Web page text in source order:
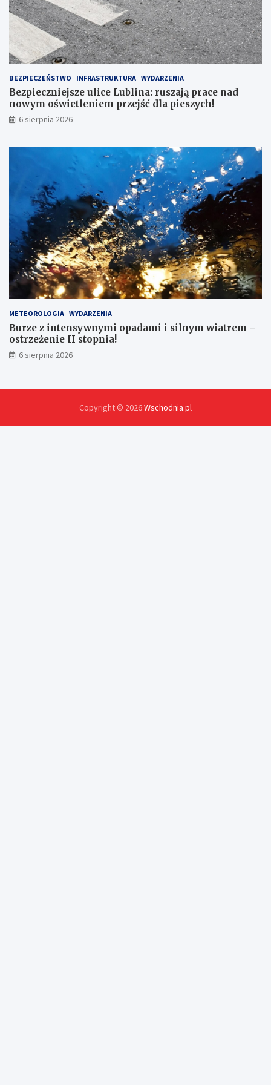
7
BEZPIECZEŃSTWO INFRASTRUKTURA WYDARZENIA
Bezpieczniejsze ulice Lublina: ruszają prace nad
nowym oświetleniem przejść dla pieszych!
6 sierpnia 2026
METEOROLOGIA WYDARZENIA
Burze z intensywnymi opadami i silnym wiatrem –
ostrzeżenie II stopnia!
6 sierpnia 2026
Copyright © 2026Wschodnia.pl